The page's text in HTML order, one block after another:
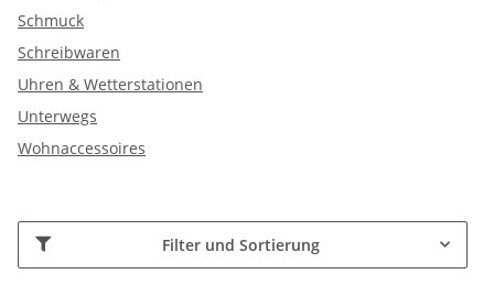
Schmuck
Schreibwaren
Uhren & Wetterstationen
Unterwegs
Wohnaccessoires
Filter und Sortierung